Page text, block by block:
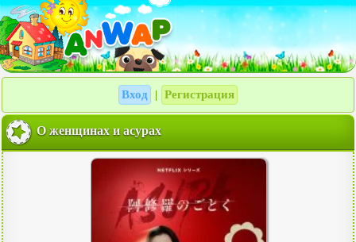
Вход Регистрация
О женщинах и асурах